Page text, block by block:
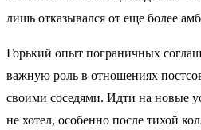
лишь отказывался от еще более
Горький опыт пограничных
важную роль в отношениях
своими соседями. Идти на новые
не хотел, особенно после тихой